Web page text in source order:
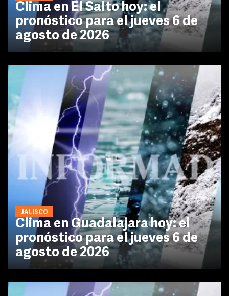
Clima en El Salto hoy: el
pronóstico para el jueves 6 de
agosto de 2026
JALISCO
Clima en Guadalajara hoy: el
pronóstico para el jueves 6 de
agosto de 2026